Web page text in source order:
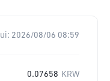
2026/08/06 08:59
0.07658 KRW